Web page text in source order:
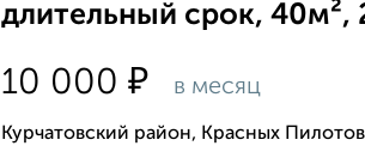
длительный срок, 40м²,
10 000₽ в месяц
Курчатовский район, Красных